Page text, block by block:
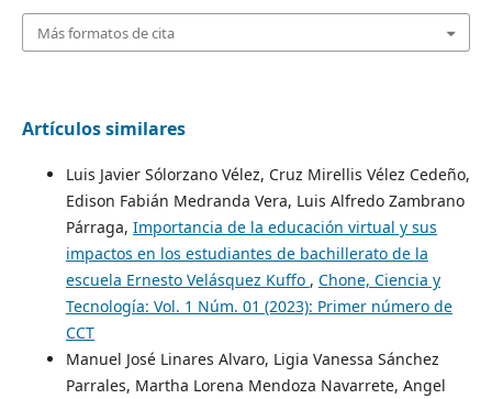
Más formatos de cita
Artículos similares
Luis Javier Sólorzano Vélez, Cruz Mirellis Vélez Cedeño,
Edison Fabián Medranda Vera, Luis Alfredo Zambrano
Párraga, Importancia de la educación virtual y sus
impactos en los estudiantes de bachillerato de la
escuela Ernesto Velásquez Kuffo , Chone, Ciencia y
Tecnología: Vol. 1 Núm. 01 (2023): Primer número de
CCT
Manuel José Linares Alvaro, Ligia Vanessa Sánchez
Parrales, Martha Lorena Mendoza Navarrete, Angel